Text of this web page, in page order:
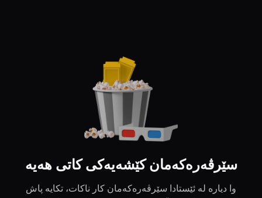
سێرڤەرەکەمان کێشەیەکی کاتی هەیە
وا دیارە لە ئێستادا سێرڤەرەکەمان کار ناکات، تکایە پاش